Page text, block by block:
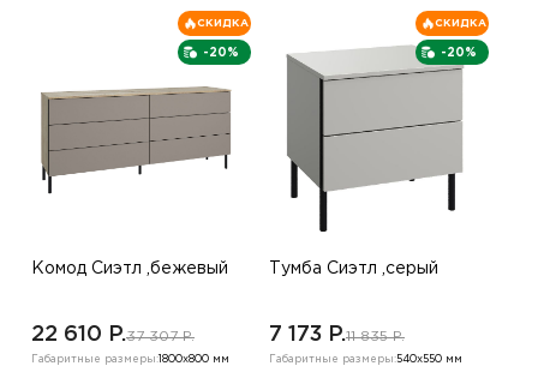
-20%
СКИДКА
Комод Сиэтл ,бежевый
22 610 P.37 307 P.
Габаритные размеры: 1800х800 мм
-20%
СКИДКА
Тумба Сиэтл ,серый
7 173 P.11 835 P.
Габаритные размеры:540х550 мм